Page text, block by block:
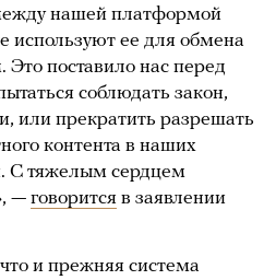
нашей платформой
используют ее для обмена
поставило нас перед
соблюдать закон,
или прекратить разрешать
контента в наших
С тяжелым сердцем
— говорится в заявлении
и прежняя система